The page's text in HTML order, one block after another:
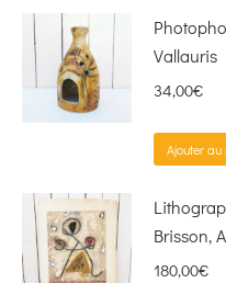
Vallauris
34,00€
Ajouter
Brisson,
180,00€